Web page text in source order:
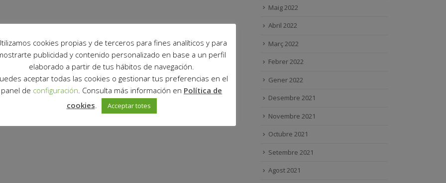
Maig 2022
Abril 2022
Març 2022
Febrer 2022
Gener 2022
Desembre 2021
Novembre 2021
Octubre 2021
Setembre 2021
Agost 2021
cookies propias y de terceros para fines analíticos y para
publicidad y contenido personalizado en base a un perfil
elaborado a partir de tus hábitos de navegación.
aceptar todas las cookies o gestionar tus preferencias en el
panel de configuración . Consulta más información en Política de
cookies
Acceptar totes